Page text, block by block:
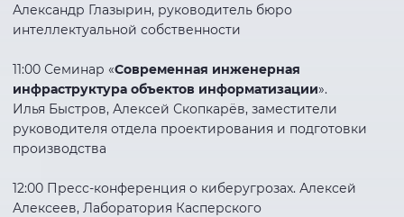
Александр Глазырин, руководитель бюро
интеллектуальной собственности
11:00 Семинар «Современная инженерная
инфраструктура объектов информатизации».
Илья Быстров, Алексей Скопкарёв, заместители
руководителя отдела проектирования и подготовки
производства
12:00 Пресс-конференция о киберугрозах. Алексей
Алексеев, Лаборатория Касперского